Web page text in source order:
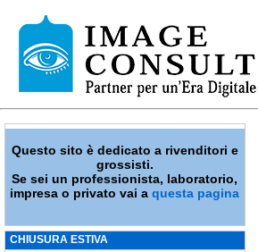
Questo sito è dedicato a rivenditori e
grossisti.
Se sei un professionista, laboratorio,
impresa o privato vai aquesta pagina
CHIUSURA ESTIVA